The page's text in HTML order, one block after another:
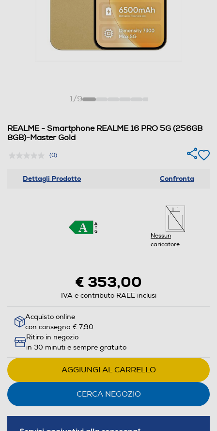
1/9
REALME - Smartphone REALME 16 PRO 5G (256GB
8GB)-Master Gold
(0)
Dettagli Prodotto Confronta
Nessun
caricatore
€ 353,00
IVA e contributo RAEE inclusi
Acquisto online
con consegna € 7,90
Ritiro in negozio
in 30 minuti e sempre gratuito
AGGIUNGI AL CARRELLO
CERCA NEGOZIO